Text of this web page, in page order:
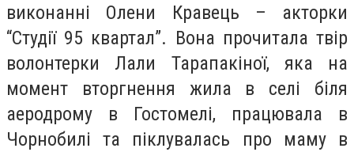
виконанні Олени Кравець – акторки
“Студії 95 квартал”. Вона прочитала твір
волонтерки Лали Тарапакіної, яка на
момент вторгнення жила в селі біля
аеродрому в Гостомелі, працювала в
Чорнобилі та піклувалась про маму в